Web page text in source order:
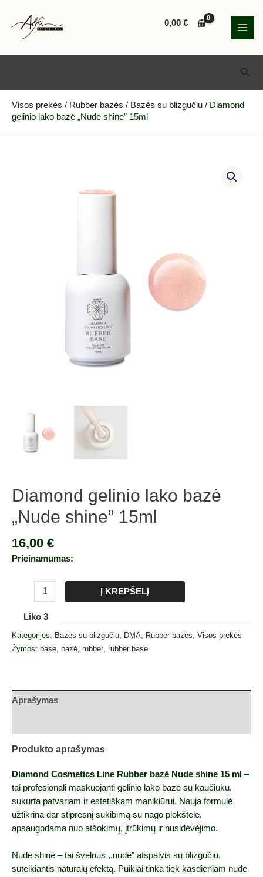
0,00€
Visos prekės / Rubber bazės / Bazės su blizgučiu / Diamond
gelinio lako bazė „Nude shine” 15ml
Diamond gelinio lako bazė
„Nude shine” 15ml
16,00 €
Prieinamumas:
Į KREPŠELĮ
Liko 3
Kategorijos: Bazės su blizgučiu DMA Rubber bazės Visos prekės
Žymos: base bazė rubber rubber base
Aprašymas
Produkto aprašymas
Diamond Cosmetics Line Rubber bazė Nude shine 15 ml –
tai profesionali maskuojanti gelinio lako bazė su kaučiuku,
sukurta patvariam ir estetiškam manikiūrui. Nauja formulė
užtikrina dar stipresnį sukibimą su nago plokštele,
apsaugodama nuo atšokimų, įtrūkimų ir nusidėvėjimo.
Nude shine – tai švelnus ,,nude” atspalvis su blizgučiu,
suteikiantis natūralų efektą. Puikiai tinka tiek kasdieniam nude